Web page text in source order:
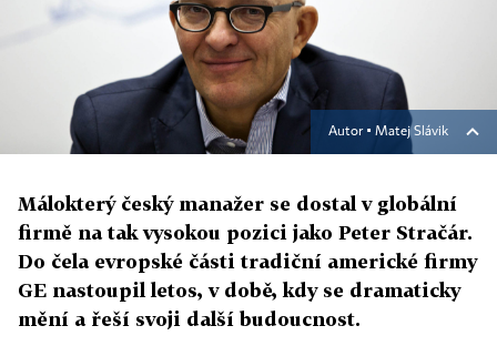
Autor ▪ Matej Slávik
Málokterý český manažer se dostal v globální
firmě na tak vysokou pozici jako Peter Stračár.
Do čela evropské části tradiční americké firmy
GE nastoupil letos, v době, kdy se dramaticky
mění a řeší svoji další budoucnost.